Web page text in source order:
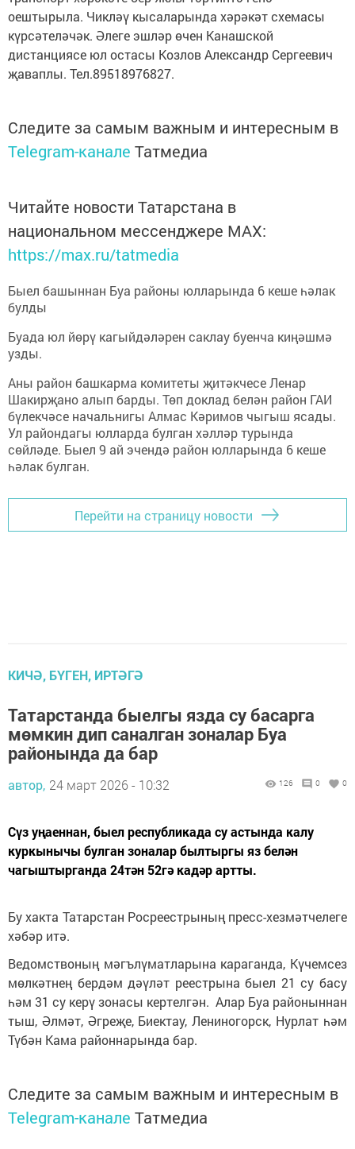
оештырыла. Чикләү кысаларында хәрәкәт схемасы
күрсәтеләчәк. Әлеге эшләр өчен Канашской
дистанциясе юл остасы Козлов Александр Сергеевич
җаваплы. Тел.89518976827.
Следите за самым важным и интересным в
Telegram-канале Татмедиа
Читайте новости Татарстана в
национальном мессенджере MАХ:
https://max.ru/tatmedia
Быел башыннан Буа районы юлларында 6 кеше һәлак
булды
Буада юл йөрү кагыйдәләрен саклау буенча киңәшмә
узды.
Аны район башкарма комитеты җитәкчесе Ленар
Шакирҗано алып барды. Төп доклад белән район ГАИ
бүлекчәсе начальнигы Алмас Кәримов чыгыш ясады.
Ул райондагы юлларда булган хәлләр турында
сөйләде. Быел 9 ай эчендә район юлларында 6 кеше
һәлак булган.
Перейти на страницу новости
КИЧӘ, БҮГЕН, ИРТӘГӘ
Татарстанда быелгы язда су басарга
мөмкин дип саналган зоналар Буа
районында да бар
автор, 24 март 2026 - 10:32 126 0 0
Сүз уңаеннан, быел республикада су астында калу
куркынычы булган зоналар былтыргы яз белән
чагыштырганда 24тән 52гә кадәр артты.
Бу хакта Татарстан Росреестрының пресс-хезмәтчелеге
хәбәр итә.
Ведомствоның мәгълүматларына караганда, Күчемсез
мөлкәтнең бердәм дәүләт реестрына быел 21 су басу
һәм 31 су керү зонасы кертелгән. Алар Буа районыннан
тыш, Әлмәт, Әгреҗе, Биектау, Лениногорск, Нурлат һәм
Түбән Кама районнарында бар.
Следите за самым важным и интересным в
Telegram-канале Татмедиа